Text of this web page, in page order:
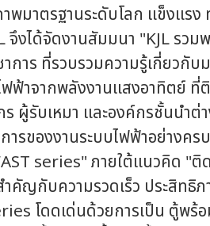
มาตรฐานระดับโลก แข็งแร
จึงได้จัดงานสัมมนา "KJL รว
าร ที่รวบรวมความรู้เกี่ยวกับ
ฟฟ้าจากพลังงานแสงอาทิตย์
ร ผู้รับเหมา และองค์กรชั้นนำ
รของงานระบบไฟฟ้าอย่างคร
series" ภายใต้แนวคิด "ติ
คัญกับความรวดเร็ว ประสิทธิ
โดดเด่นด้วยการเป็น ตู้พร้